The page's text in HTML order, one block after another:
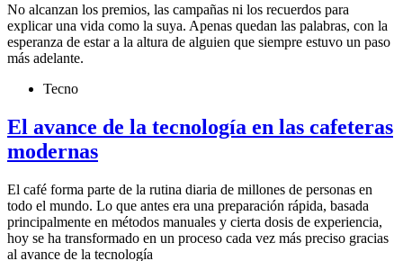
No alcanzan los premios, las campañas ni los recuerdos para
explicar una vida como la suya. Apenas quedan las palabras, con la
esperanza de estar a la altura de alguien que siempre estuvo un paso
más adelante.
Tecno
El avance de la tecnología en las cafeteras
modernas
El café forma parte de la rutina diaria de millones de personas en
todo el mundo. Lo que antes era una preparación rápida, basada
principalmente en métodos manuales y cierta dosis de experiencia,
hoy se ha transformado en un proceso cada vez más preciso gracias
al avance de la tecnología